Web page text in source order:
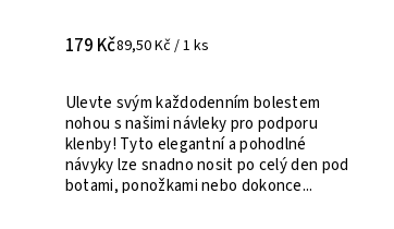
179 Kč89,50 Kč / 1 ks
Ulevte svým každodenním bolestem
nohou s našimi návleky pro podporu
klenby! Tyto elegantní a pohodlné
návyky lze snadno nosit po celý den pod
botami, ponožkami nebo dokonce...